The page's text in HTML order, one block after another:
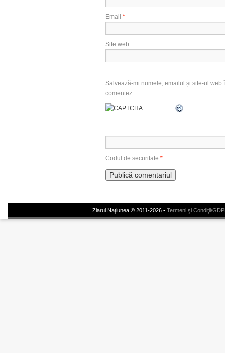
Email *
Site web
Salvează-mi numele, emailul și site-ul
comentez.
Codul de securitate *
Ziarul Naţiunea ® 2011-2026 • Termeni şi Condiţii/